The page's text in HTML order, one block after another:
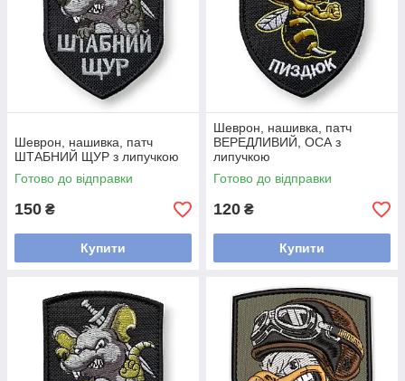
Шеврон, нашивка, патч
ШТАБНИЙ ЩУР з липучкою
Готово до відправки
150 ₴
Купити
Шеврон, нашивка, патч
ВЕРЕДЛИВИЙ, ОСА з
липучкою
Готово до відправки
120 ₴
Купити